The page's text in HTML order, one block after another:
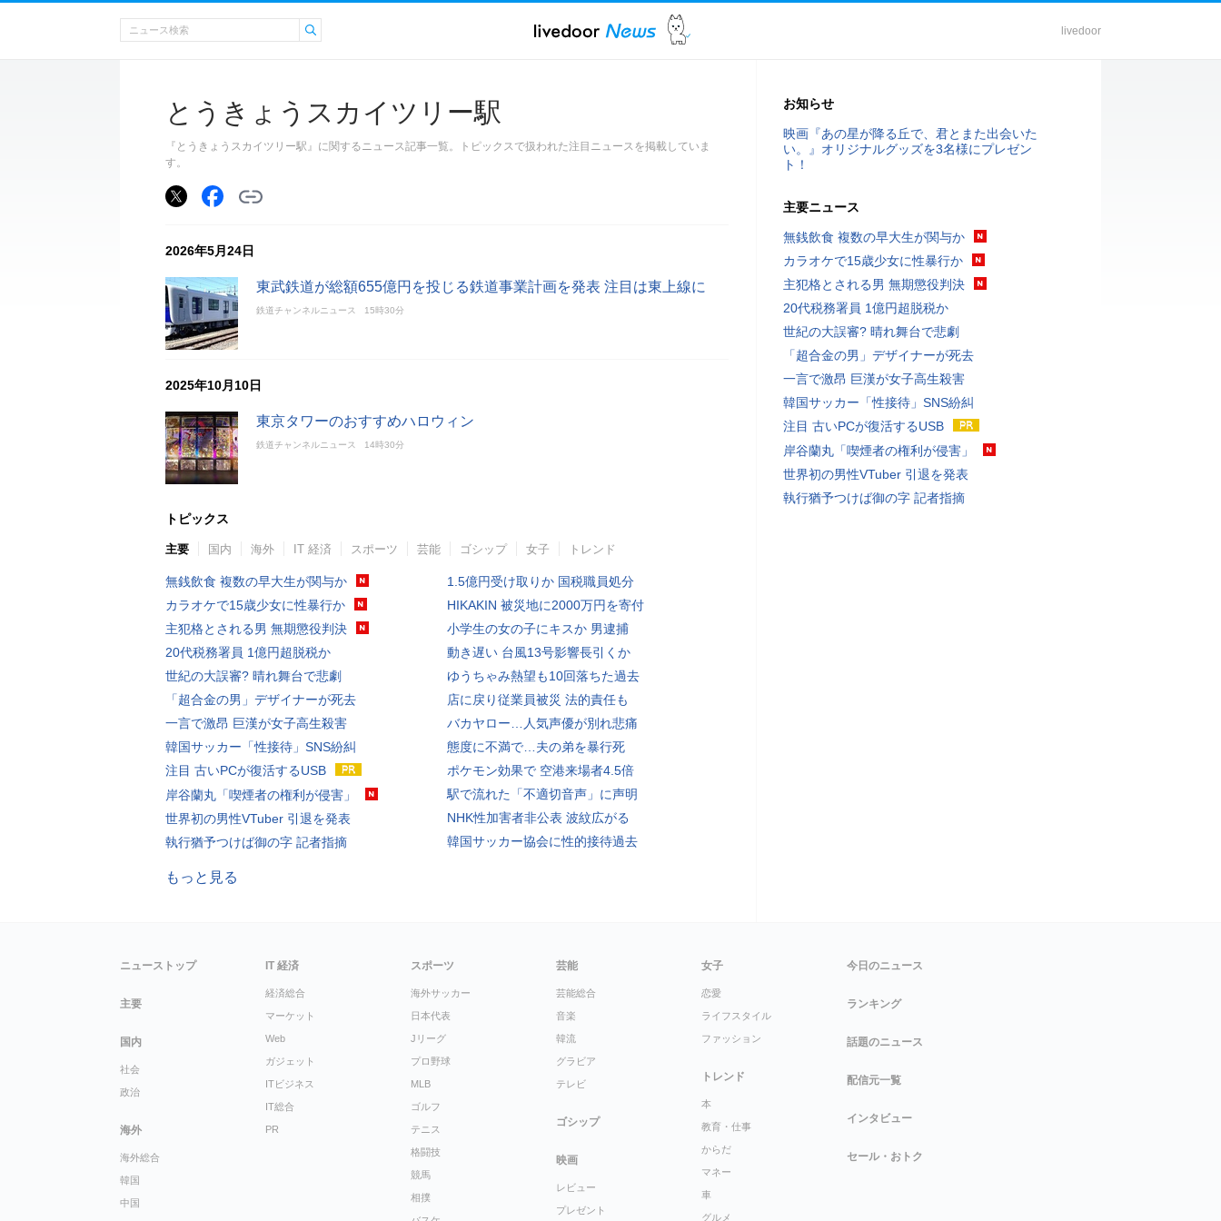
livedoor
とうきょうスカイツリー駅
『とうきょうスカイツリー駅』に関するニュース記事一覧。トピックスで扱われた注目ニュースを掲載していま
す。
2026年5月24日
東武鉄道が総額655億円を投じる鉄道事業計画を発表 注目は東上線に
鉄道チャンネルニュース 15時30分
2025年10月10日
東京タワーのおすすめハロウィン
鉄道チャンネルニュース 14時30分
トピックス
主要 国内 海外 IT 経済 スポーツ 芸能 ゴシップ 女子 トレンド
無銭飲食 複数の早大生が関与か
カラオケで15歳少女に性暴行か
主犯格とされる男 無期懲役判決
20代税務署員 1億円超脱税か
世紀の大誤審? 晴れ舞台で悲劇
「超合金の男」デザイナーが死去
一言で激昂 巨漢が女子高生殺害
韓国サッカー「性接待」SNS紛糾
注目 古いPCが復活するUSB
岸谷蘭丸「喫煙者の権利が侵害」
世界初の男性VTuber 引退を発表
執行猶予つけば御の字 記者指摘
1.5億円受け取りか 国税職員処分
HIKAKIN 被災地に2000万円を寄付
小学生の女の子にキスか 男逮捕
動き遅い 台風13号影響長引くか
ゆうちゃみ熱望も10回落ちた過去
店に戻り従業員被災 法的責任も
バカヤロー…人気声優が別れ悲痛
態度に不満で…夫の弟を暴行死
ポケモン効果で 空港来場者4.5倍
駅で流れた「不適切音声」に声明
NHK性加害者非公表 波紋広がる
韓国サッカー協会に性的接待過去
もっと見る
お知らせ
映画『あの星が降る丘で、君とまた出会いた
い。』オリジナルグッズを3名様にプレゼン
ト！
主要ニュース
無銭飲食 複数の早大生が関与か
カラオケで15歳少女に性暴行か
主犯格とされる男 無期懲役判決
20代税務署員 1億円超脱税か
世紀の大誤審? 晴れ舞台で悲劇
「超合金の男」デザイナーが死去
一言で激昂 巨漢が女子高生殺害
韓国サッカー「性接待」SNS紛糾
注目 古いPCが復活するUSB
岸谷蘭丸「喫煙者の権利が侵害」
世界初の男性VTuber 引退を発表
執行猶予つけば御の字 記者指摘
ニューストップ
主要
国内
社会
政治
海外
海外総合
韓国
中国
IT 経済
経済総合
マーケット
Web
ガジェット
ITビジネス
IT総合
PR
スポーツ
海外サッカー
日本代表
Jリーグ
プロ野球
MLB
ゴルフ
テニス
格闘技
競馬
相撲
芸能
芸能総合
音楽
韓流
グラビア
テレビ
ゴシップ
映画
レビュー
プレゼント
女子
恋愛
ライフスタイル
ファッション
トレンド
本
教育・仕事
からだ
マネー
車
グルメ
今日のニュース
ランキング
話題のニュース
配信元一覧
インタビュー
セール・おトク